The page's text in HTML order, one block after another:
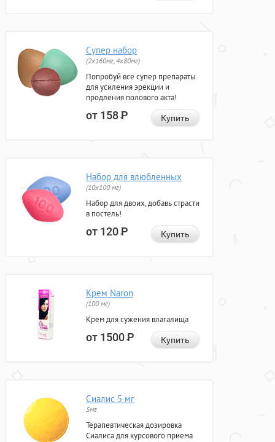
Супер набор
(2х160мг, 4х80мг)
Попробуй все супер препараты
для усиления эрекции и
продления полового акта!
от 158Р Купить
Набор для влюбленных
(10х100 мг)
Набор для двоих, добавь страсти
в постель!
от 120Р Купить
Крем Naron
(100 мг)
Крем для сужения влагалища
от 1500Р Купить
Сиалис 5 мг
5мг
Терапевтическая дозировка
Сиалиса для курсового приема